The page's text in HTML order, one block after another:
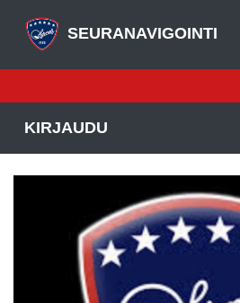
SEURANAVIGOINTI
KIRJAUDU